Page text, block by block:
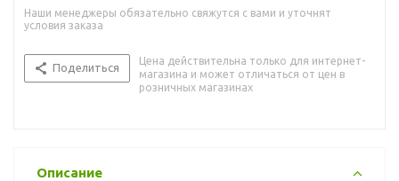
Наши менеджеры обязательно свяжутся с вами и уточнят
условия заказа
Поделиться
Цена действительна только для интернет-
магазина и может отличаться от цен в
розничных магазинах
Описание